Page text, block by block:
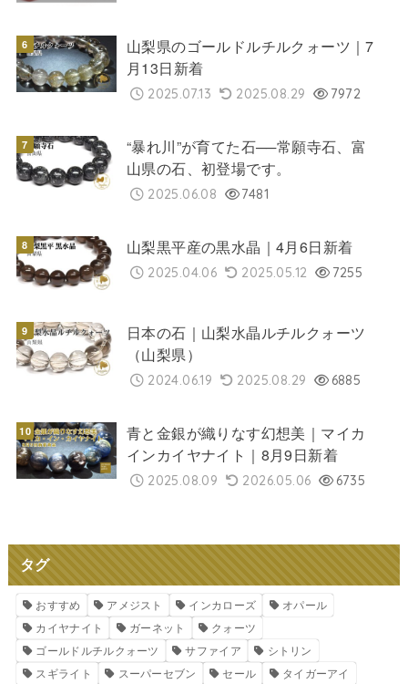
山梨県のゴールドルチルクォーツ｜7
月13日新着
2025.07.13 2025.08.29 7972
“暴れ川”が育てた石──常願寺石、富
山県の石、初登場です。
2025.06.08 7481
山梨黒平産の黒水晶｜4月6日新着
2025.04.06 2025.05.12 7255
日本の石｜山梨水晶ルチルクォーツ
（山梨県）
2024.06.19 2025.08.29 6885
青と金銀が織りなす幻想美｜マイカ
インカイヤナイト｜8月9日新着
2025.08.09 2026.05.06 6735
タグ
おすすめ アメジスト インカローズ
オパール
カイヤナイト
ガーネット
クォーツ
ゴールドルチルクォーツ
サファイア
シトリン
スギライト
スーパーセブン セール
タイガーアイ